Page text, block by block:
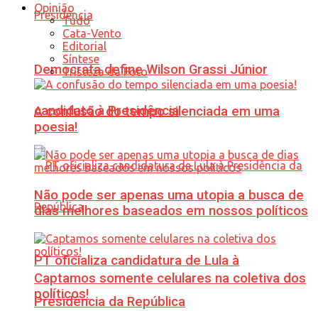
Democrata define Wilson Grassi Júnior
candidato à Presidência
PT oficializa candidatura de Lula à
Presidência da República
Opinião
Tudo
Cata-Vento
Editorial
Síntese
Tristeza da Foto
A confusão do tempo silenciada em uma
poesia!
Não pode ser apenas uma utopia a busca de
dias melhores baseados em nossos políticos
Captamos somente celulares na coletiva dos
políticos!